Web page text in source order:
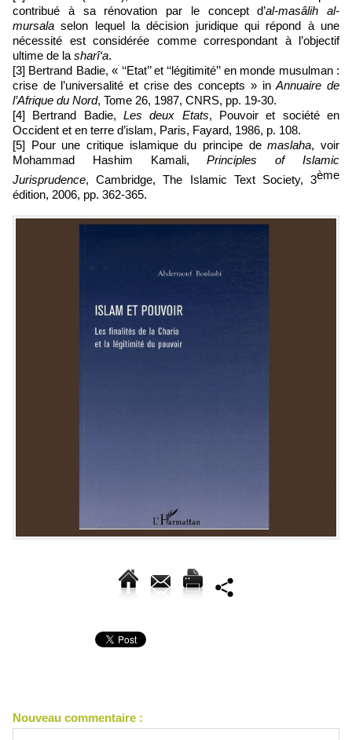
contribué à sa rénovation par le concept d’al-masâlih al-
mursalaselon lequel la décision juridique qui répond à une
nécessité est considérée comme correspondant à l’objectif
ultime de la sharî‘a.
[3] Bertrand Badie, « ‘‘Etat’’ et ‘‘légitimité’’ en monde musulman :
crise de l’universalité et crise des concepts » inAnnuaire de
l’Afrique du Nord, Tome 26, 1987, CNRS, pp. 19-30.
[4] Bertrand Badie, Les deux Etats, Pouvoir et société en
Occident et en terre d’islam, Paris, Fayard, 1986, p. 108.
[5] Pour une critique islamique du principe demaslaha, voir
Mohammad Hashim Kamali,Principles of Islamic
Jurisprudence, Cambridge, The Islamic Text Society, 3ème
édition, 2006, pp. 362-365.
Nouveau commentaire :